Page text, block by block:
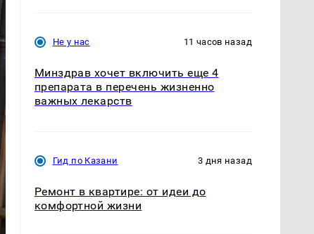
Не у нас 11 часов назад
Минздрав хочет включить еще 4
препарата в перечень жизненно
важных лекарств
Гид по Казани 3 дня назад
Ремонт в квартире: от идеи до
комфортной жизни